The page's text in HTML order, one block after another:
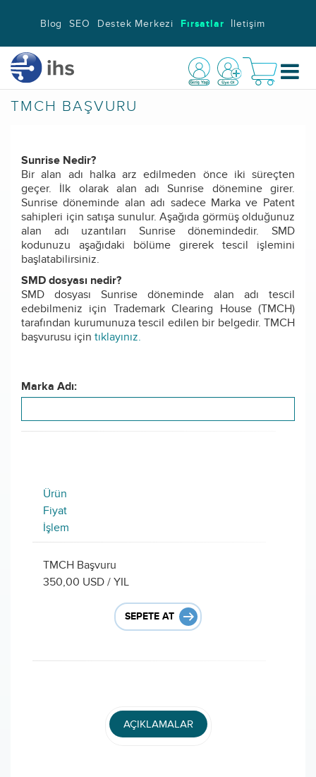
Blog SEO Destek Merkezi Fırsatlar İletişim
TMCH BAŞVURU
Sunrise Nedir?
Bir alan adı halka arz edilmeden önce iki süreçten
geçer. İlk olarak alan adı Sunrise dönemine girer.
Sunrise döneminde alan adı sadece Marka ve Patent
sahipleri için satışa sunulur. Aşağıda görmüş olduğunuz
alan adı uzantıları Sunrise dönemindedir. SMD
kodunuzu aşağıdaki bölüme girerek tescil işlemini
başlatabilirsiniz.
SMD dosyası nedir?
SMD dosyası Sunrise döneminde alan adı tescil
edebilmeniz için Trademark Clearing House (TMCH)
tarafından kurumunuza tescil edilen bir belgedir. TMCH
başvurusu için tıklayınız.
Marka Adı:
Ürün
Fiyat
İşlem
TMCH Başvuru
350,00 USD / YIL
SEPETE AT
AÇIKLAMALAR